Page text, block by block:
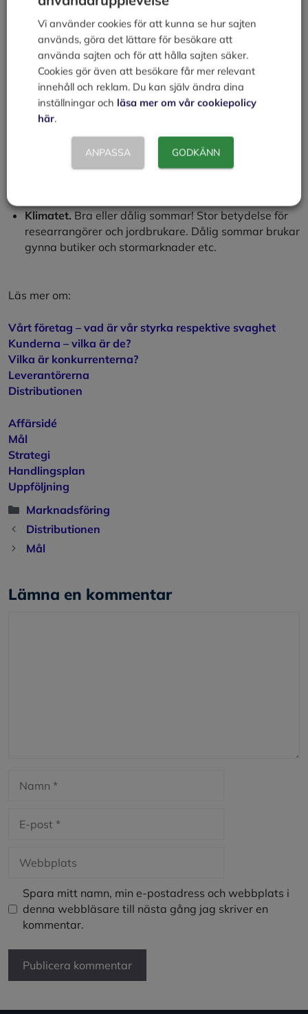
Massmedia.På vilket sätt behandlas branschen (eller
produkten) i massmedia. Är det i positiv eller negativ
ton. Mängden artiklar etc. talar om hur ”het”
branschen är.
Internet.Har skapat helt andra förutsättningar för
många företag. Elektroniskt överförda dokument,
bankärenden, hämtning av musik, e-learning, e-
handelsföretag som säljer fysiska produkter,
streamingtjänster, sociala medier som påverkar på
Klimatet.Bra eller dålig sommar! Stor betydelse för
researrangörer och jordbrukare. Dålig sommar brukar
gynna butiker och stormarknader etc.
Läs mer om:
Vårt företag – vad är vår styrka respektive svaghet
Kunderna – vilka är de?
Vilka är konkurrenterna?
Leverantörerna
Distributionen
Affärsidé
Mål
Strategi
Handlingsplan
Uppföljning
Kategorier
Marknadsföring
Distributionen
Mål
Lämna en kommentar
post
Spara mitt namn, min e-postadress och webbplats i
denna webbläsare till nästa gång jag skriver en
kommentar.
Vi använder cookies för att kunna se hur sajten
används, göra det lättare för besökare att
använda sajten och för att hålla sajten säker.
Cookies gör även att besökare får mer relevant
innehåll och reklam. Du kan själv ändra dina
inställningar och läsa mer om vår cookiepolicy
här.
ANPASSA GODKÄNN